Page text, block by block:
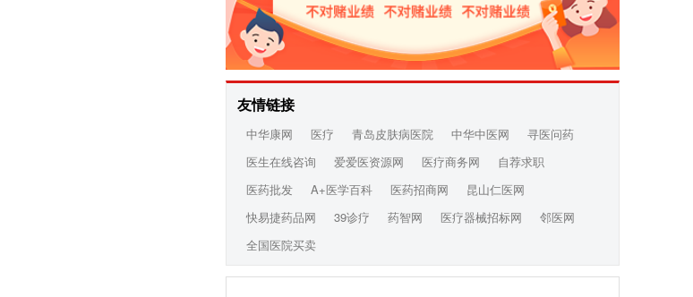
友情链接
中华康网 医疗 青岛皮肤病医院 中华中医网
寻医问药
医生在线咨询
爱爱医资源网 医疗商务网
自荐求职
医药批发
A+医学百科 医药招商网
昆山仁医网
快易捷药品网
39诊疗 药智网 医疗器械招标网
邻医网
全国医院买卖